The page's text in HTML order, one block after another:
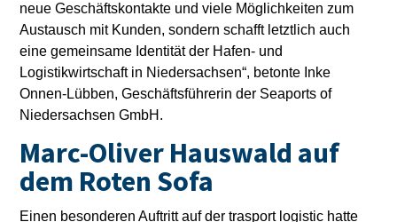
neue Geschäftskontakte und viele Möglichkeiten zum
Austausch mit Kunden, sondern schafft letztlich auch
eine gemeinsame Identität der Hafen- und
Logistikwirtschaft in Niedersachsen“, betonte Inke
Onnen-Lübben, Geschäftsführerin der Seaports of
Niedersachsen GmbH.
Marc-Oliver Hauswald auf
dem Roten Sofa
Einen besonderen Auftritt auf der trasport logistic hatte